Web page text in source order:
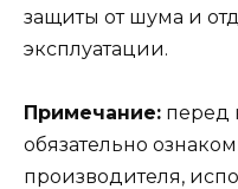
защиты от шума и
эксплуатации.
Примечание: перед
обязательно
производителя,